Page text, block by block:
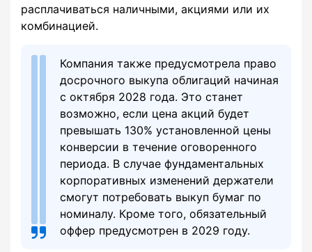
расплачиваться наличными, акциями или их
комбинацией.
Компания также предусмотрела право
досрочного выкупа облигаций начиная
с октября 2028 года. Это станет
возможно, если цена акций будет
превышать 130% установленной цены
конверсии в течение оговоренного
периода. В случае фундаментальных
корпоративных изменений держатели
смогут потребовать выкуп бумаг по
номиналу. Кроме того, обязательный
оффер предусмотрен в 2029 году.